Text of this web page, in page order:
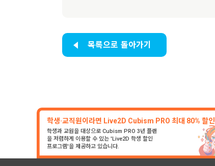
목록으로 돌아가기
학생·교직원이라면 Live2D Cubism PRO 최대 80% 할인
학생과 교원을 대상으로 Cubism PRO 3년 플랜
을 저렴하게 이용할 수 있는 'Live2D 학생 할인
프로그램'을 제공하고 있습니다.